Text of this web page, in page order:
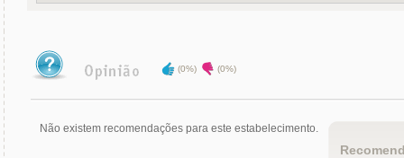
(0%) (0%)
Não existem recomendações para este estabelecimento.